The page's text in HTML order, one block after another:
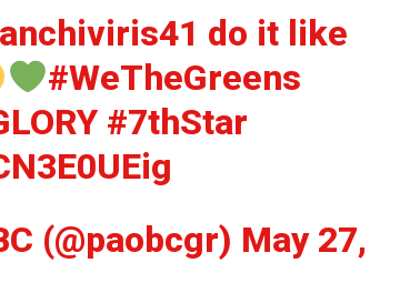
do it like
#WeTheGreens
#7thStar
(@paobcgr) May 27,